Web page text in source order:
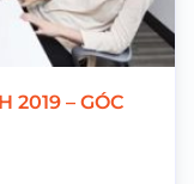
2019 – GÓC